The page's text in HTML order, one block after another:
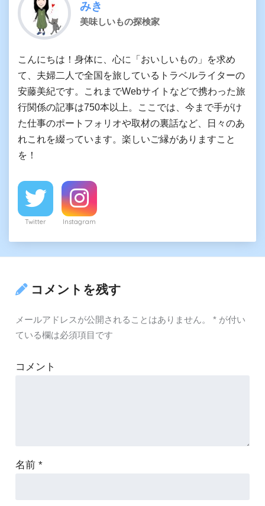
みき
美味しいもの探検家
こんにちは！身体に、心に「おいしいもの」を求め
て、夫婦二人で全国を旅しているトラベルライターの
安藤美紀です。これまでWebサイトなどで携わった旅
行関係の記事は750本以上。ここでは、今まで手がけ
た仕事のポートフォリオや取材の裏話など、日々のあ
れこれを綴っています。楽しいご縁がありますこと
を！
Twitter Instagram
コメントを残す
メールアドレスが公開されることはありません。 *が付い
ている欄は必須項目です
コメント
名前 *